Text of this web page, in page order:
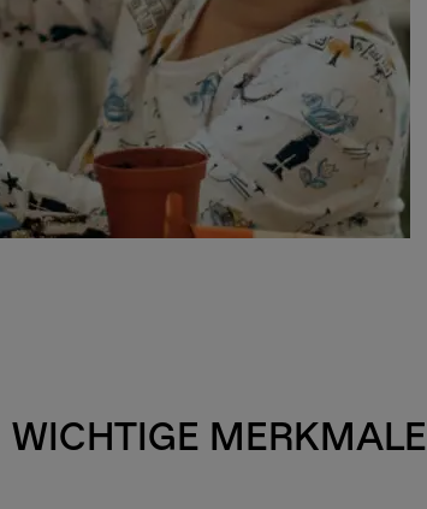
WICHTIGE MERKMALE